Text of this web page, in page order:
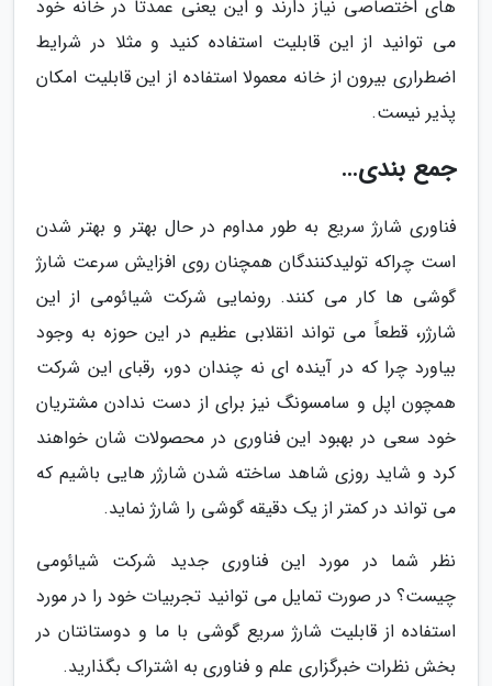
های اختصاصی نیاز دارند و این یعنی عمدتا در خانه خود
می توانید از این قابلیت استفاده کنید و مثلا در شرایط
اضطراری بیرون از خانه معمولا استفاده از این قابلیت امکان
پذیر نیست.
جمع بندی…
فناوری شارژ سریع به طور مداوم در حال بهتر و بهتر شدن
است چراکه تولیدکنندگان همچنان روی افزایش سرعت شارژ
گوشی ها کار می کنند. رونمایی شرکت شیائومی از این
شارژر، قطعاً می تواند انقلابی عظیم در این حوزه به وجود
بیاورد چرا که در آینده ای نه چندان دور، رقبای این شرکت
همچون اپل و سامسونگ نیز برای از دست ندادن مشتریان
خود سعی در بهبود این فناوری در محصولات شان خواهند
کرد و شاید روزی شاهد ساخته شدن شارژر هایی باشیم که
می تواند در کمتر از یک دقیقه گوشی را شارژ نماید.
نظر شما در مورد این فناوری جدید شرکت شیائومی
چیست؟ در صورت تمایل می توانید تجربیات خود را در مورد
استفاده از قابلیت شارژ سریع گوشی با ما و دوستانتان در
بخش نظرات خبرگزاری علم و فناوری به اشتراک بگذارید.